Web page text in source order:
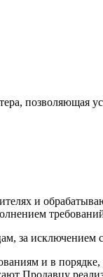
позволяющая
и
требований
за исключением
и в
Продавцу